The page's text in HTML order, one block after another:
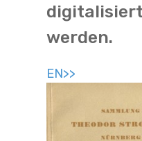
werden.
EN>>